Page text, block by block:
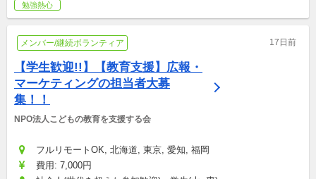
勉強熱心
メンバー/継続ボランティア 17日前
【学生歓迎!!】【教育支援】広報・
マーケティングの担当者大募
集！！
NPO法人こどもの教育を支援する会
フルリモートOK, 北海道, 東京, 愛知, 福岡
費用: 7,000円